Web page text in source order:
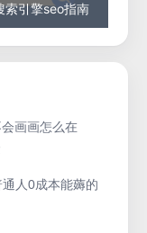
索引擎seo指南
画画怎么在
人0成本能薅的